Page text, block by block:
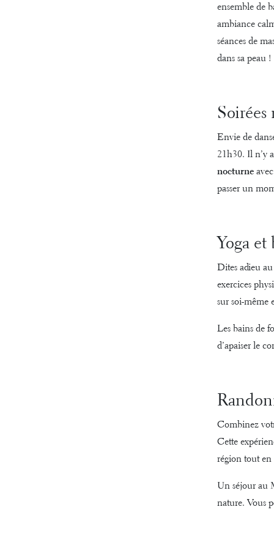
ensemble de
ambiance
séances de
dans sa peau !
Soirées
Envie de
21h30. Il n’y
nocturneavec
passer un
Yoga
Dites adieu au
exercices
sur soi-même
Les bains de
d’apaiser le
Combinez
Cette
région tout en
Un séjour au
nature. Vous